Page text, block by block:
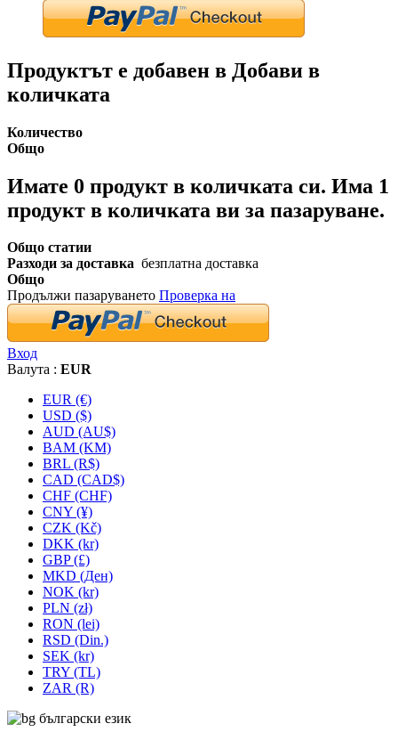
Продуктът е добавен в Добави в
количката
Количество
Общо
Имате 0 продукт в количката си. Има 1
продукт в количката ви за пазаруване.
Общо статии
Разходи за доставка безплатна доставка
Общо
Продължи пазаруването Проверка на
Вход
Валута : EUR
EUR (€)
USD ($)
AUD (AU$)
BAM (KM)
BRL (R$)
CAD (CAD$)
CHF (CHF)
CNY (¥)
CZK (Kč)
DKK (kr)
GBP (£)
MKD (Ден)
NOK (kr)
PLN (zł)
RON (lei)
RSD (Din.)
SEK (kr)
TRY (TL)
ZAR (R)
български език